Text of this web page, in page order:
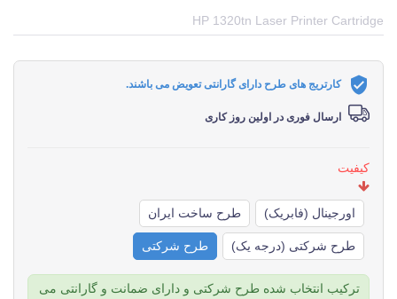
HP 1320tn Laser Printer Cartridge
کارتریج های طرح دارای گارانتی تعویض می باشند.
ارسال فوری در اولین روز کاری
کیفیت
اورجینال (فابریک) طرح ساخت ایران
طرح شرکتی (درجه یک) طرح شرکتی
ترکیب انتخاب شده طرح شرکتی و دارای ضمانت و گارانتی می